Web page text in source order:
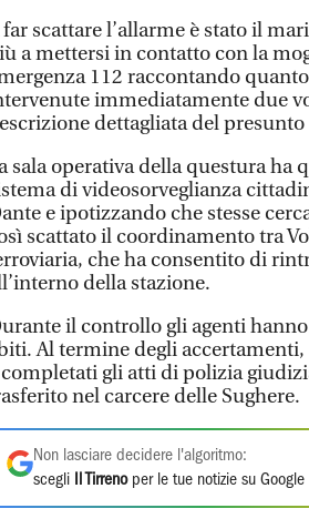
far scattare l’allarme è stato il
a mettersi in contatto con la
112 raccontando
immediatamente due
dettagliata del
sala operativa della questura
di videosorveglianza
e ipotizzando che stesse
scattato il coordinamento tra
che ha consentito di
della stazione.
il controllo gli agenti
Al termine degli
completati gli atti di polizia
nel carcere delle Sughere.
Non lasciare decidere l'algoritmo:
scegli
Il Tirrenoper le tue notizie su Google